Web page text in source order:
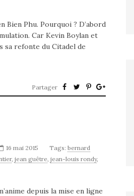
Phu. Pourquoi ? D’abord
Car Kevin Boylan et
sa refonte du Citadel de
Partager
16 mai 2015 Tags: bernard
, jean guêtre, jean-louis rondy,
depuis la mise en ligne